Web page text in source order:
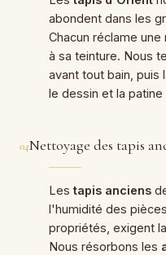
abondent dans les
Chacun réclame
à sa teinture. Nous
avant tout bain,
le dessin et la patine
04Nettoyage des tapis
Lestapis anciens
l'humidité des
propriétés, exigent
Nous résorbons les